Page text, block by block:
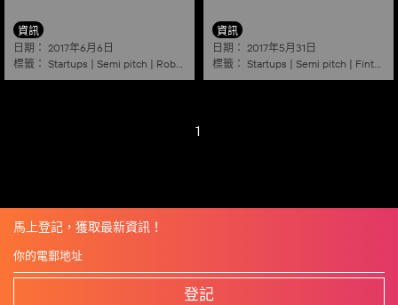
資訊
日期： 2017年6月6日
標籤： Startups | Semi pitch | Robotics
資訊
日期： 2017年5月31日
標籤： Startups | Semi pitch | Fintech
1
馬上登記，獲取最新資訊！
登記